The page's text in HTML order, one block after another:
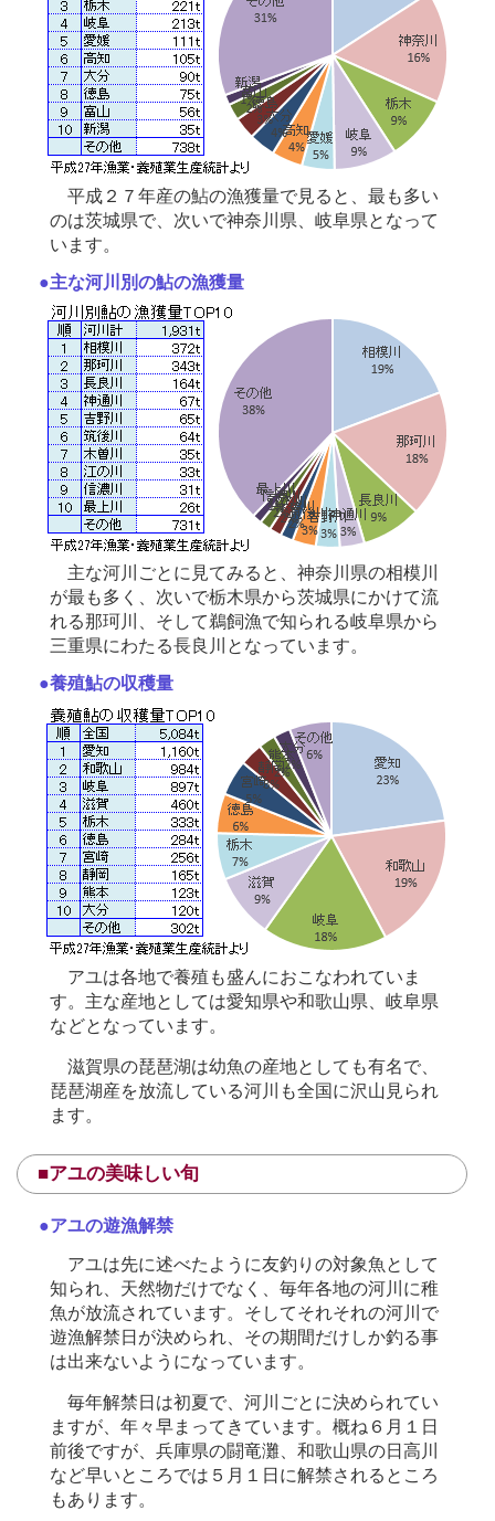
平成２７年産の鮎の漁獲量で見ると、最も多い
のは茨城県で、次いで神奈川県、岐阜県となって
います。
●主な河川別の鮎の漁獲量
主な河川ごとに見てみると、神奈川県の相模川
が最も多く、次いで栃木県から茨城県にかけて流
れる那珂川、そして鵜飼漁で知られる岐阜県から
三重県にわたる長良川となっています。
●養殖鮎の収穫量
アユは各地で養殖も盛んにおこなわれていま
す。主な産地としては愛知県や和歌山県、岐阜県
などとなっています。
滋賀県の琵琶湖は幼魚の産地としても有名で、
琵琶湖産を放流している河川も全国に沢山見られ
ます。
■アユの美味しい旬
●アユの遊漁解禁
アユは先に述べたように友釣りの対象魚として
知られ、天然物だけでなく、毎年各地の河川に稚
魚が放流されています。そしてそれそれの河川で
遊漁解禁日が決められ、その期間だけしか釣る事
は出来ないようになっています。
毎年解禁日は初夏で、河川ごとに決められてい
ますが、年々早まってきています。概ね６月１日
前後ですが、兵庫県の闘竜灘、和歌山県の日高川
など早いところでは５月１日に解禁されるところ
もあります。